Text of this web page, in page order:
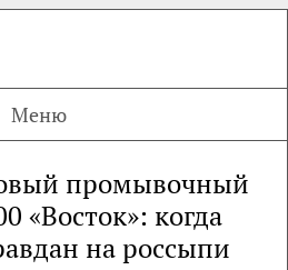
Меню
промывочный
«Восток»: когда
на россыпи